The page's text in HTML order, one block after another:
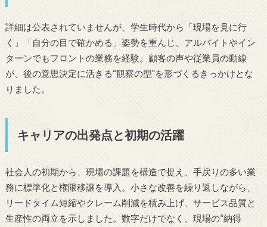
詳細は公表されていませんが、学生時代から「現場を見に行
く」「自分の目で確かめる」姿勢を重んじ、アルバイトやイン
ターンでもフロントの業務を経験。顧客の声や従業員の動線
が、後の意思決定に活きる“観察の型”を形づくるきっかけとな
りました。
キャリアの出発点と初期の活躍
社会人の初期から、現場の課題を構造で捉え、手戻りの多い業
務に標準化と権限移譲を導入。小さな改善を繰り返しながら、
リードタイム短縮やクレーム削減を積み上げ、サービス品質と
生産性の両立を示しました。数字だけでなく、現場の“納得